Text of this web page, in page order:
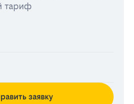
тариф
заявку